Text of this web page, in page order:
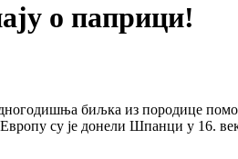
о паприци!
биљка из породице
су је донели Шпанци у 16.